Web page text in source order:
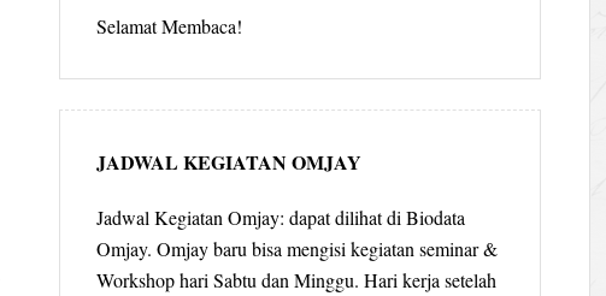
Selamat Membaca!
JADWAL KEGIATAN OMJAY
Jadwal Kegiatan Omjay: dapat dilihat di Biodata
Omjay. Omjay baru bisa mengisi kegiatan seminar &
Workshop hari Sabtu dan Minggu. Hari kerja setelah